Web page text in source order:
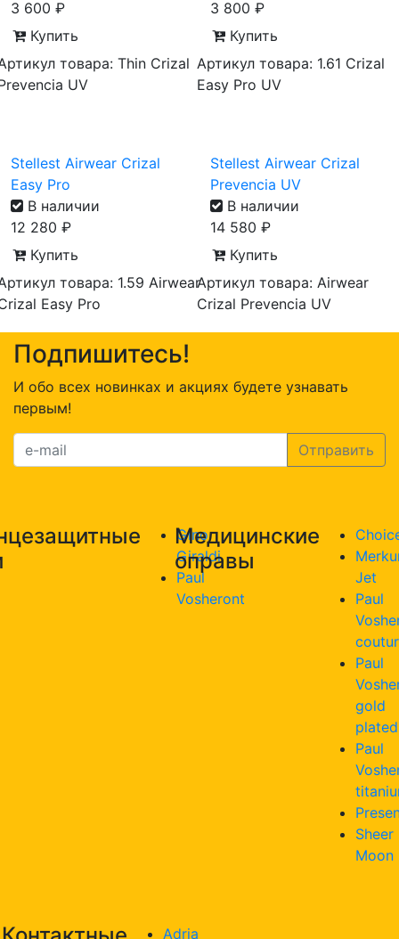
3 600 ₽
Купить
товара: Thin Crizal
UV
3 800 ₽
Купить
Артикул товара: 1.61 Crizal
Easy Pro UV
Stellest Airwear Crizal
Easy Pro
В наличии
12 280 ₽
Купить
товара: 1.59 Airwear
Easy Pro
Stellest Airwear Crizal
Prevencia UV
В наличии
14 580 ₽
Купить
Артикул товара: Airwear
Crizal Prevencia UV
Подпишитесь!
И обо всех новинках и акциях будете узнавать
первым!
Gino
Giraldi
Paul
Vosheront
Медицинские
оправы
Jet
Paul
Paul
gold
plated
Paul
Sheer
Moon
Adria